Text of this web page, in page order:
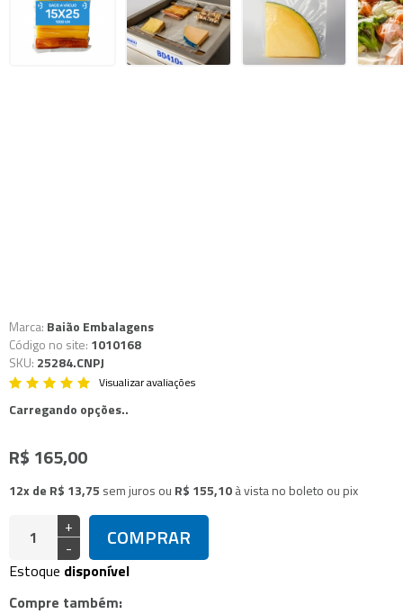
Marca: Baião Embalagens
Código no site: 1010168
SKU: 25284.CNPJ
Visualizar avaliações
Carregando opções..
R$ 165,00
12x de R$ 13,75 sem juros ou R$ 155,10à vista no boleto ou pix
+
-
COMPRAR
Estoque disponível
Compre também: